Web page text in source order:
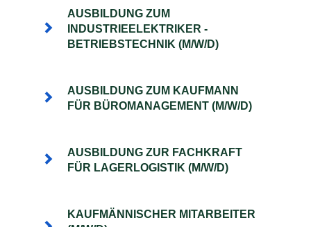
AUSBILDUNG ZUM
INDUSTRIEELEKTRIKER -
BETRIEBSTECHNIK (M/W/D)
AUSBILDUNG ZUM KAUFMANN
FÜR BÜROMANAGEMENT (M/W/D)
AUSBILDUNG ZUR FACHKRAFT
FÜR LAGERLOGISTIK (M/W/D)
KAUFMÄNNISCHER MITARBEITER